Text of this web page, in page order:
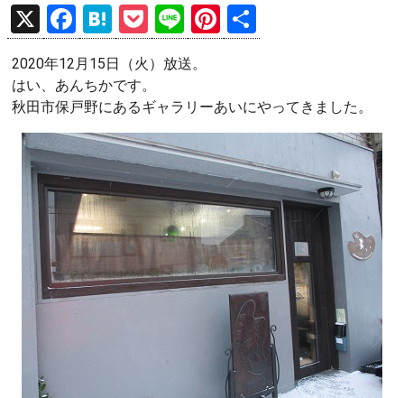
X
F
a
ce
b
o
o
k
H
at
e
n
a
P
o
ck
et
Li
n
e
Pi
nt
es
t
有
2020年12月15日（火）放送。
はい、あんちかです。
秋田市保戸野にあるギャラリーあいにやってきました。